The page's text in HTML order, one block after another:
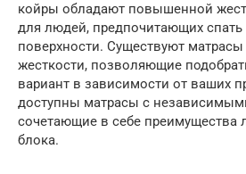
койры обладают повышенной
для людей, предпочитающих спать
поверхности. Существуют
жесткости, позволяющие
вариант в зависимости от ваших
доступны матрасы с
сочетающие в себе преимущества
блока.